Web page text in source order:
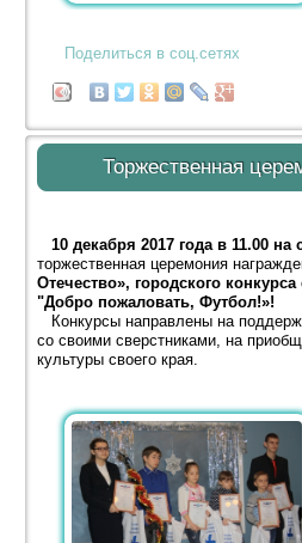
Поделиться в соц.сетях
Торжественная
10 декабря 2017 года в 11.00
торжественная церемония
Отечество», городского
"Добро пожаловать, Футбол!»!
Конкурсы направлены на
со своими сверстниками, на
культуры своего края.